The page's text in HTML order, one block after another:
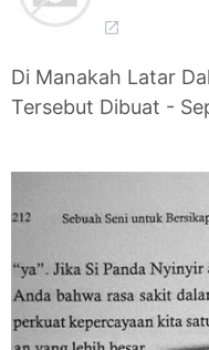
Di Manakah Latar
Tersebut Dibuat -